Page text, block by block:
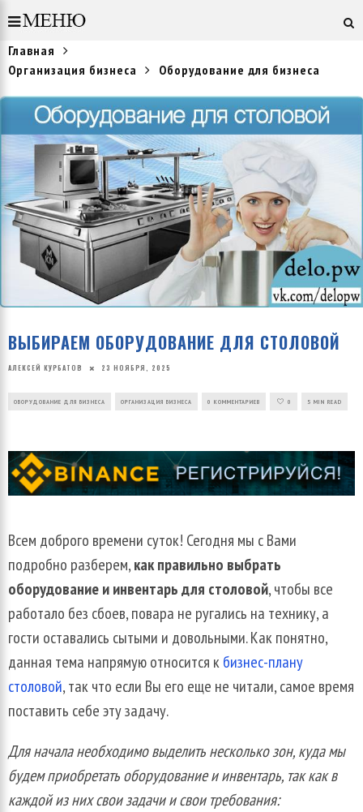
Главная
Организация бизнеса
Оборудование для бизнеса
ВЫБИРАЕМ ОБОРУДОВАНИЕ ДЛЯ СТОЛОВОЙ
АЛЕКСЕЙ КУРБАТОВ 23 НОЯБРЯ, 2025
ОБОРУДОВАНИЕ ДЛЯ БИЗНЕСА ОРГАНИЗАЦИЯ БИЗНЕСА 0 КОММЕНТАРИЕВ 0 5 MIN READ
Всем доброго времени суток! Сегодня мы с Вами
подробно разберем,как правильно выбрать
оборудование и инвентарь для столовой, чтобы все
работало без сбоев, повара не ругались на технику, а
гости оставались сытыми и довольными. Как понятно,
данная тема напрямую относится кбизнес-плану
столовой, так что если Вы его еще не читали, самое время
поставить себе эту задачу.
Для начала необходимо выделить несколько зон, куда мы
будем приобретать оборудование и инвентарь, так как в
каждой из них свои задачи и свои требования: